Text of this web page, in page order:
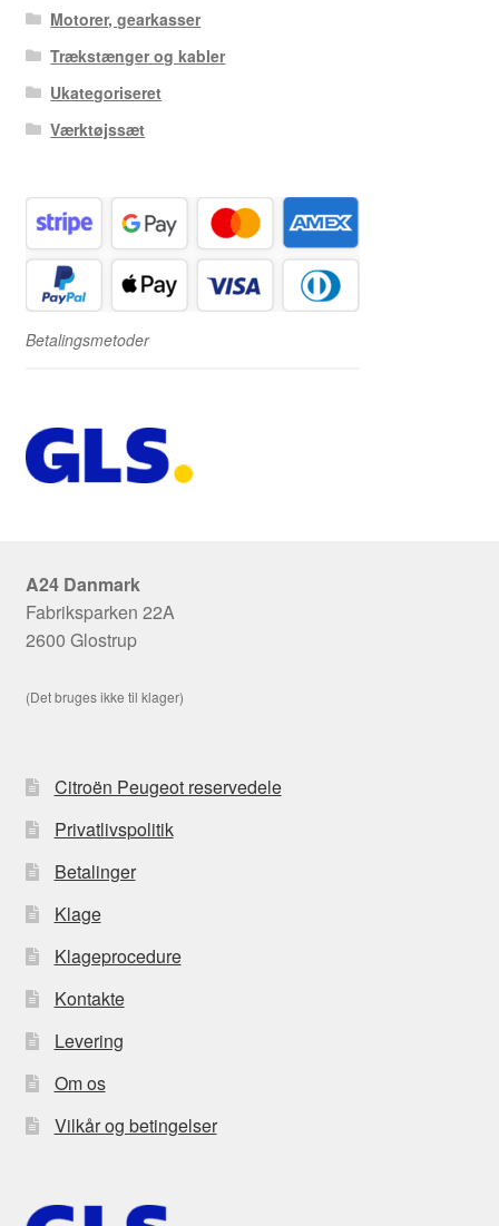
Motorer, gearkasser
Trækstænger og kabler
Ukategoriseret
Værktøjssæt
Betalingsmetoder
A24 Danmark
Fabriksparken 22A
2600 Glostrup
(Det bruges ikke til klager)
Citroën Peugeot reservedele
Privatlivspolitik
Betalinger
Klage
Klageprocedure
Kontakte
Levering
Om os
Vilkår og betingelser